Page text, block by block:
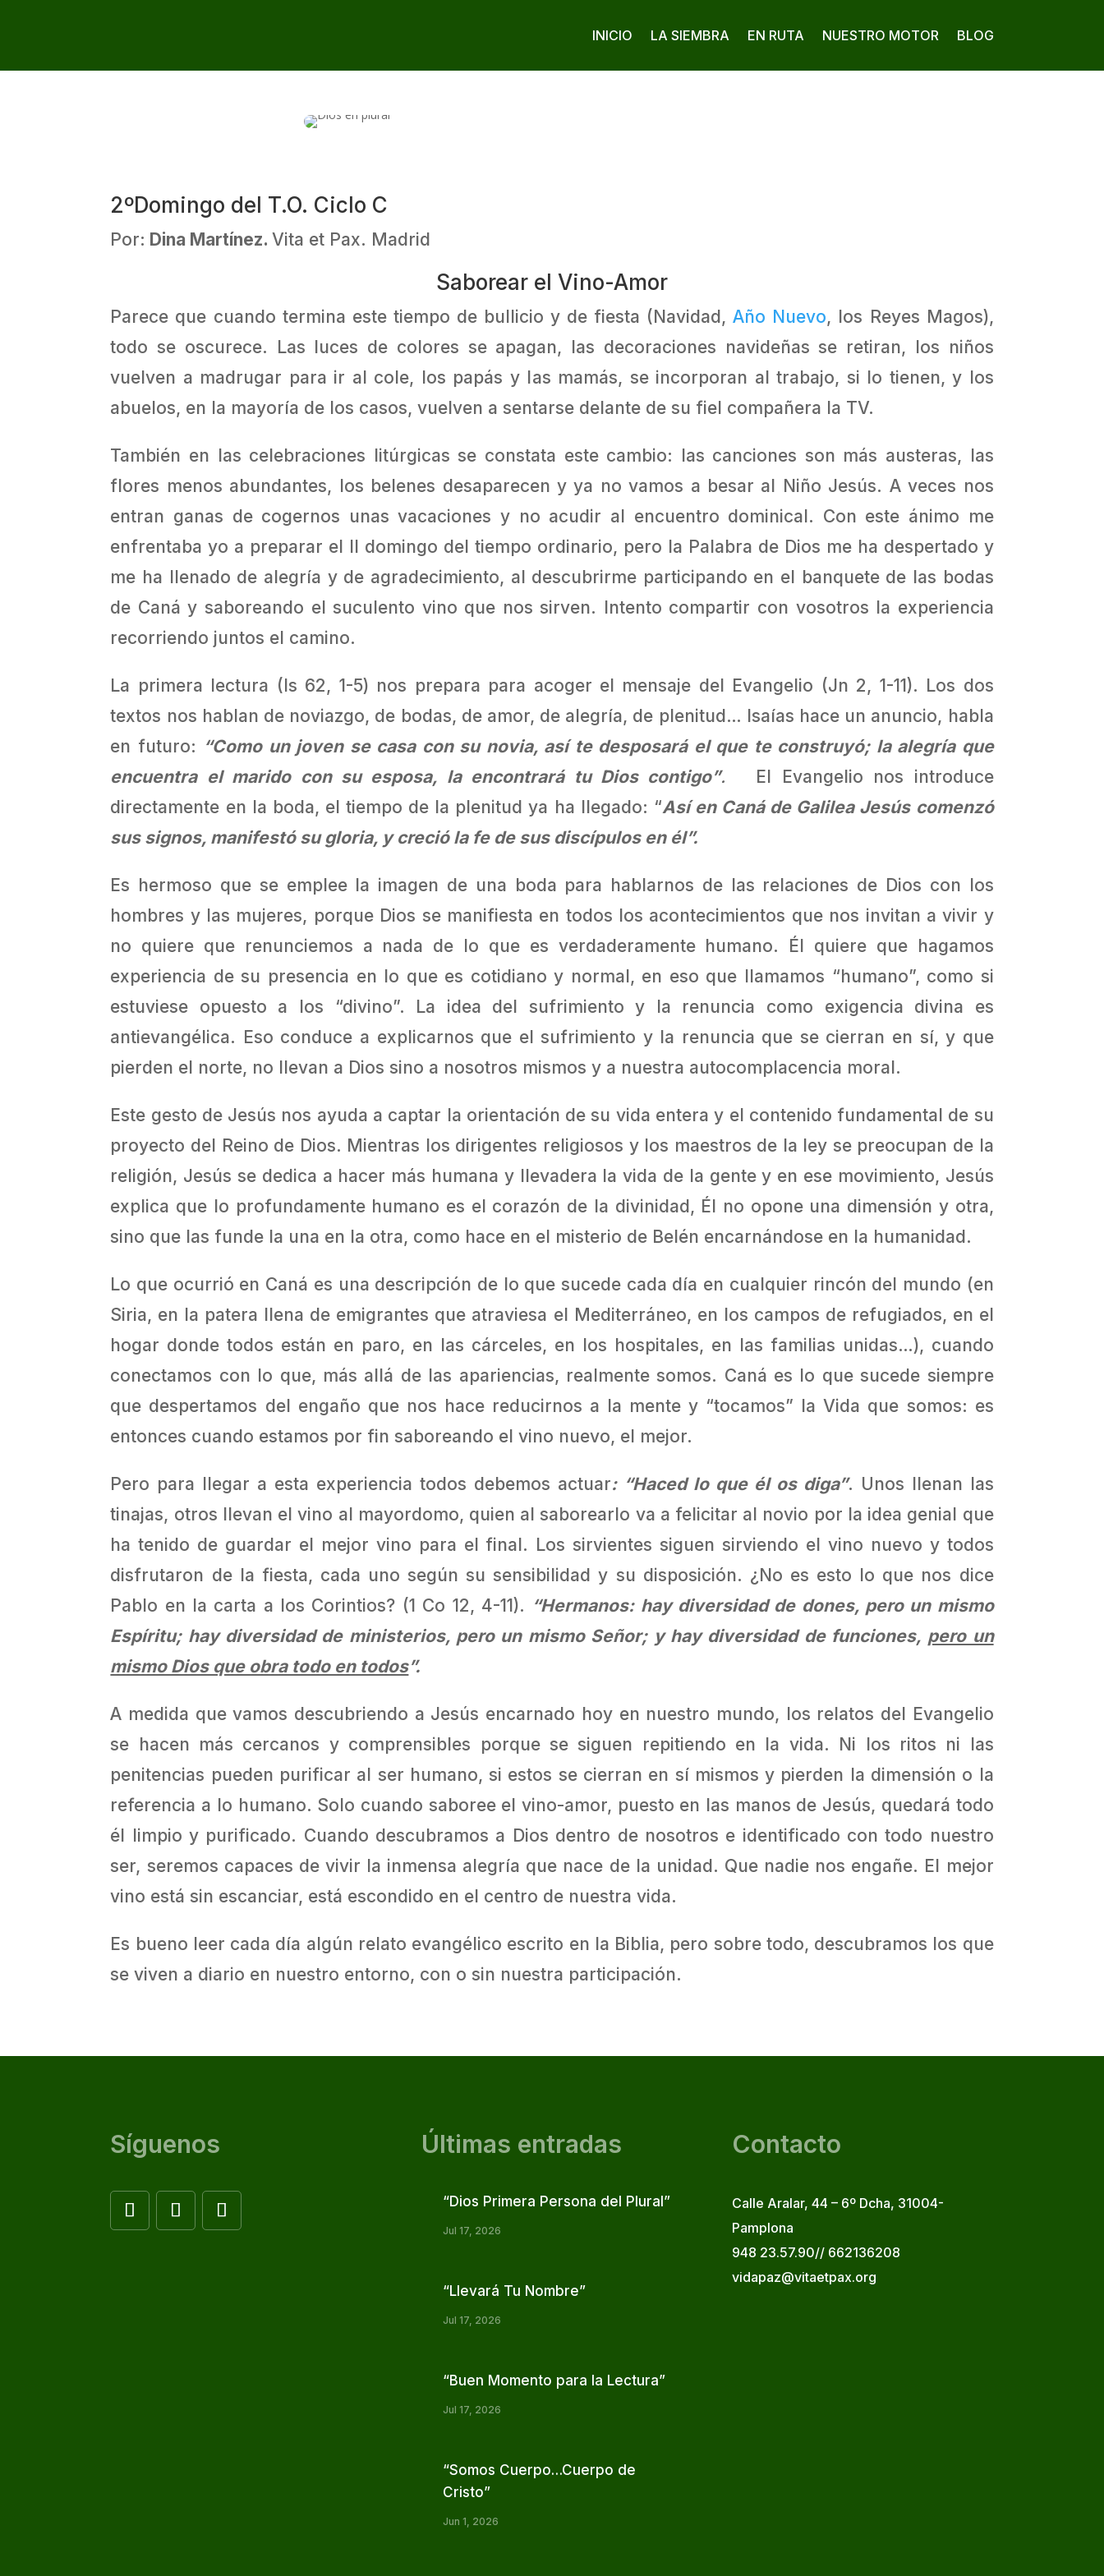
INICIO LA SIEMBRA EN RUTA NUESTRO MOTOR BLOG
2ºDomingo del T.O. Ciclo C
Por: Dina Martínez.Vita et Pax. Madrid
Saborear el Vino-Amor
Parece que cuando termina este tiempo de bullicio y de fiesta (Navidad,Año Nuevo, los Reyes Magos),
todo se oscurece. Las luces de colores se apagan, las decoraciones navideñas se retiran, los niños
vuelven a madrugar para ir al cole, los papás y las mamás, se incorporan al trabajo, si lo tienen, y los
abuelos, en la mayoría de los casos, vuelven a sentarse delante de su fiel compañera la TV.
También en las celebraciones litúrgicas se constata este cambio: las canciones son más austeras, las
flores menos abundantes, los belenes desaparecen y ya no vamos a besar al Niño Jesús. A veces nos
entran ganas de cogernos unas vacaciones y no acudir al encuentro dominical. Con este ánimo me
enfrentaba yo a preparar el II domingo del tiempo ordinario, pero la Palabra de Dios me ha despertado y
me ha llenado de alegría y de agradecimiento, al descubrirme participando en el banquete de las bodas
de Caná y saboreando el suculento vino que nos sirven. Intento compartir con vosotros la experiencia
recorriendo juntos el camino.
La primera lectura (Is 62, 1-5) nos prepara para acoger el mensaje del Evangelio (Jn 2, 1-11). Los dos
textos nos hablan de noviazgo, de bodas, de amor, de alegría, de plenitud… Isaías hace un anuncio, habla
en futuro: “Como un joven se casa con su novia, así te desposará el que te construyó; la alegría que
encuentra el marido con su esposa, la encontrará tu Dios contigo”. El Evangelio nos introduce
directamente en la boda, el tiempo de la plenitud ya ha llegado: “Así en Caná de Galilea Jesús comenzó
sus signos, manifestó su gloria, y creció la fe de sus discípulos en él”.
Es hermoso que se emplee la imagen de una boda para hablarnos de las relaciones de Dios con los
hombres y las mujeres, porque Dios se manifiesta en todos los acontecimientos que nos invitan a vivir y
no quiere que renunciemos a nada de lo que es verdaderamente humano. Él quiere que hagamos
experiencia de su presencia en lo que es cotidiano y normal, en eso que llamamos “humano”, como si
estuviese opuesto a los “divino”. La idea del sufrimiento y la renuncia como exigencia divina es
antievangélica. Eso conduce a explicarnos que el sufrimiento y la renuncia que se cierran en sí, y que
pierden el norte, no llevan a Dios sino a nosotros mismos y a nuestra autocomplacencia moral.
Este gesto de Jesús nos ayuda a captar la orientación de su vida entera y el contenido fundamental de su
proyecto del Reino de Dios. Mientras los dirigentes religiosos y los maestros de la ley se preocupan de la
religión, Jesús se dedica a hacer más humana y llevadera la vida de la gente y en ese movimiento, Jesús
explica que lo profundamente humano es el corazón de la divinidad, Él no opone una dimensión y otra,
sino que las funde la una en la otra, como hace en el misterio de Belén encarnándose en la humanidad.
Lo que ocurrió en Caná es una descripción de lo que sucede cada día en cualquier rincón del mundo (en
Siria, en la patera llena de emigrantes que atraviesa el Mediterráneo, en los campos de refugiados, en el
hogar donde todos están en paro, en las cárceles, en los hospitales, en las familias unidas…), cuando
conectamos con lo que, más allá de las apariencias, realmente somos. Caná es lo que sucede siempre
que despertamos del engaño que nos hace reducirnos a la mente y “tocamos” la Vida que somos: es
entonces cuando estamos por fin saboreando el vino nuevo, el mejor.
Pero para llegar a esta experiencia todos debemos actuar: “Haced lo que él os diga”. Unos llenan las
tinajas, otros llevan el vino al mayordomo, quien al saborearlo va a felicitar al novio por la idea genial que
ha tenido de guardar el mejor vino para el final. Los sirvientes siguen sirviendo el vino nuevo y todos
disfrutaron de la fiesta, cada uno según su sensibilidad y su disposición. ¿No es esto lo que nos dice
Pablo en la carta a los Corintios? (1 Co 12, 4-11). “Hermanos: hay diversidad de dones, pero un mismo
Espíritu; hay diversidad de ministerios, pero un mismo Señor; y hay diversidad de funciones, pero un
mismo Dios que obra todo en todos”.
A medida que vamos descubriendo a Jesús encarnado hoy en nuestro mundo, los relatos del Evangelio
se hacen más cercanos y comprensibles porque se siguen repitiendo en la vida. Ni los ritos ni las
penitencias pueden purificar al ser humano, si estos se cierran en sí mismos y pierden la dimensión o la
referencia a lo humano. Solo cuando saboree el vino-amor, puesto en las manos de Jesús, quedará todo
él limpio y purificado. Cuando descubramos a Dios dentro de nosotros e identificado con todo nuestro
ser, seremos capaces de vivir la inmensa alegría que nace de la unidad. Que nadie nos engañe. El mejor
vino está sin escanciar, está escondido en el centro de nuestra vida.
Es bueno leer cada día algún relato evangélico escrito en la Biblia, pero sobre todo, descubramos los que
se viven a diario en nuestro entorno, con o sin nuestra participación.
Síguenos Últimas entradas
“Dios Primera Persona del Plural”
Jul 17, 2026
“Llevará Tu Nombre”
Jul 17, 2026
“Buen Momento para la Lectura”
Jul 17, 2026
“Somos Cuerpo…Cuerpo de
Cristo”
Jun 1, 2026
Contacto
Calle Aralar, 44 – 6º Dcha, 31004-
Pamplona
948 23.57.90// 662136208
vidapaz@vitaetpax.org